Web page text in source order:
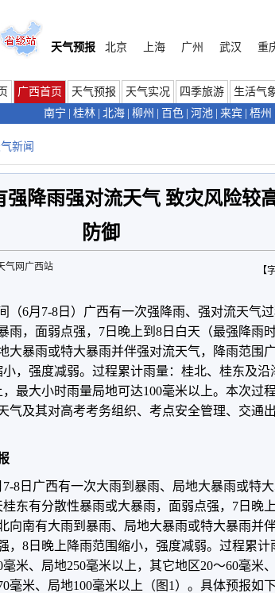
天气预报
北京 上海 广州 武汉 重
广西首页 天气预报 天气实况 四季旅游 生活气
南宁
桂林 北海 柳州 百色 河池 来宾 梧州
新闻
强降雨强对流天气 致灾风险较
防御
【
气网广西站
（6月7-8日）广西有一次强降雨、强对流天气
雨，面弱点强，7日晚上到8日白天（最强降雨
大暴雨或特大暴雨并伴强对流天气，降雨范围
，强度减弱。过程累计雨量：桂北、桂东及沿
最大小时雨量局地可达100毫米以上。本次过
气及其对高考考务组织、考点安全管理、交通
8日广西有一次大雨到暴雨、局地大暴雨或特
东有分散性暴雨或大暴雨，面弱点强，7日晚
向南有大雨到暴雨、局地大暴雨或特大暴雨并伴
，8日晚上降雨范围缩小，强度减弱。过程累计
米、局地250毫米以上，其它地区20～60毫米
毫米、局地100毫米以上（图1）。具体预报如下